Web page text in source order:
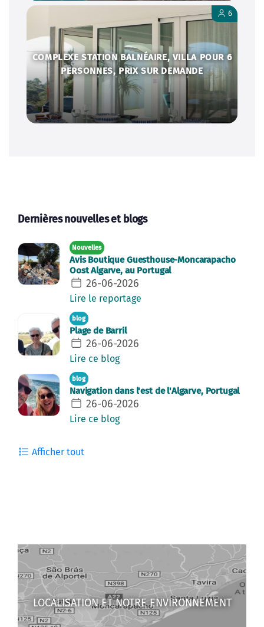
COMPLEXE STATION BALNÉAIRE, VILLA POUR 6
PERSONNES, PRIX SUR DEMANDE
6
Dernières nouvelles et blogs
Nouvelles
Avis Boutique Guesthouse-Moncarapacho
Oost Algarve, au Portugal
26-06-2026
Lire le reportage
blog
Plage de Barril
26-06-2026
Lire ce blog
blog
Navigation dans l'est de l'Algarve, Portugal
26-06-2026
Lire ce blog
Afficher tout
LOCALISATION ET NOTRE ENVIRONNEMENT